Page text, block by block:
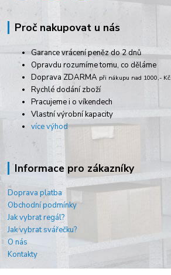
Proč nakupovat u nás
Garance vrácení peněz do 2 dnů
Opravdu rozumíme tomu, co děláme
Doprava ZDARMA při nákupu nad 1000,- Kč
Rychlé dodání zboží
Pracujeme i o víkendech
Vlastní výrobní kapacity
více výhod
Informace pro zákazníky
Doprava platba
Obchodní podmínky
Jak vybrat regál?
Jak vybrat svářečku?
O nás
Kontakty